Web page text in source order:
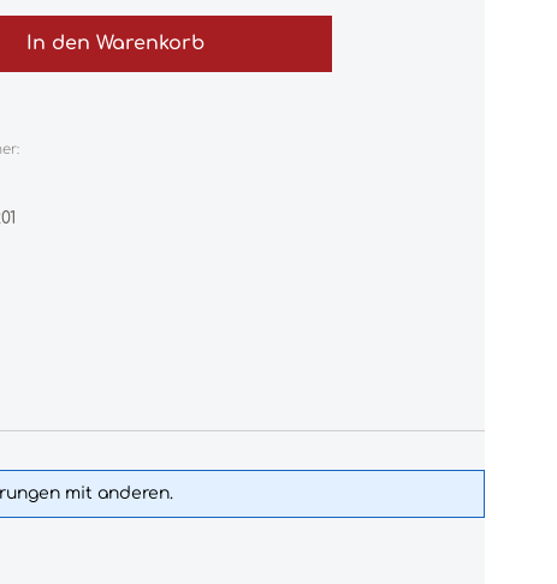
In den Warenkorb
mit anderen.